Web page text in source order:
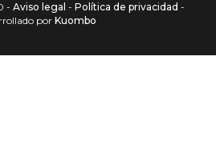
- Aviso legal - Política de privacidad -
por Kuombo